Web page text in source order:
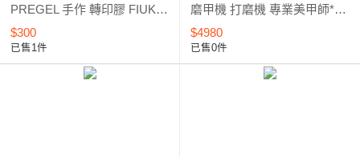
PREGEL 手作 轉印膠 FIUK 轉寫膠 星空轉印膠 / 手作膠 / 4g/15g
$300
已售1件
磨甲機 打磨機 專業美甲師*台灣製*外銷暢銷款
$4980
已售0件